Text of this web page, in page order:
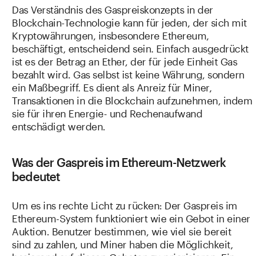
Das Verständnis des Gaspreiskonzepts in der
Blockchain-Technologie kann für jeden, der sich mit
Kryptowährungen, insbesondere Ethereum,
beschäftigt, entscheidend sein. Einfach ausgedrückt
ist es der Betrag an Ether, der für jede Einheit Gas
bezahlt wird. Gas selbst ist keine Währung, sondern
ein Maßbegriff. Es dient als Anreiz für Miner,
Transaktionen in die Blockchain aufzunehmen, indem
sie für ihren Energie- und Rechenaufwand
entschädigt werden.
Was der Gaspreis im Ethereum-Netzwerk
bedeutet
Um es ins rechte Licht zu rücken: Der Gaspreis im
Ethereum-System funktioniert wie ein Gebot in einer
Auktion. Benutzer bestimmen, wie viel sie bereit
sind zu zahlen, und Miner haben die Möglichkeit,